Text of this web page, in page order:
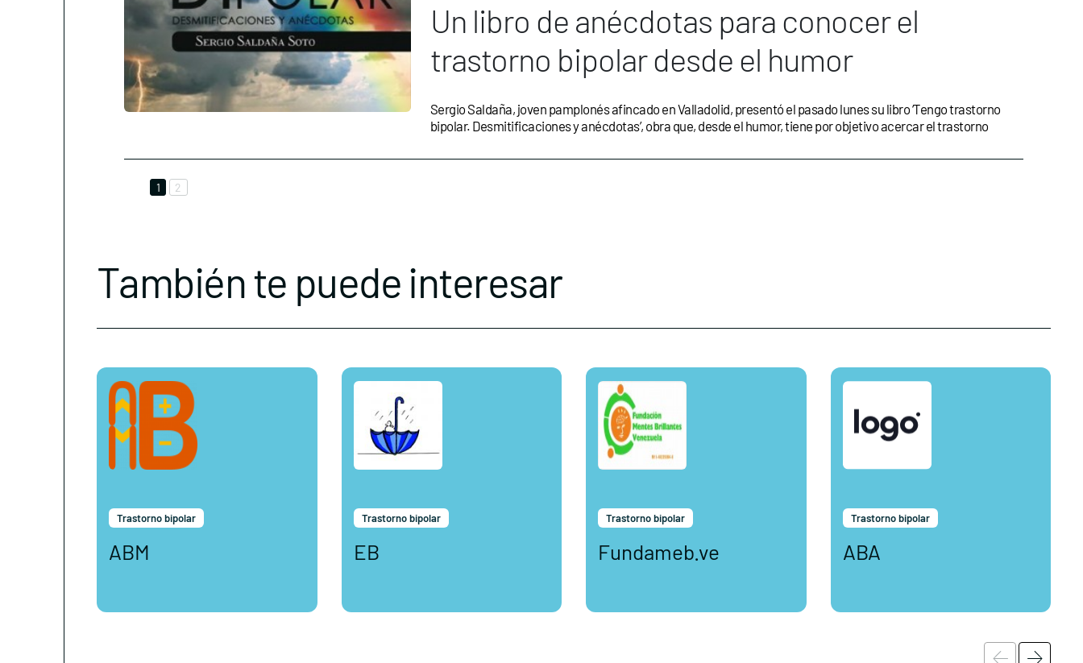
Un libro de anécdotas para conocer el
trastorno bipolar desde el humor
Sergio Saldaña, joven pamplonés afincado en Valladolid, presentó el pasado lunes su libro ‘Tengo trastorno
bipolar. Desmitificaciones y anécdotas’, obra que, desde el humor, tiene por objetivo acercar el trastorno
1 2
También te puede interesar
Trastorno bipolar
ABM
Trastorno bipolar
EB
Trastorno bipolar
Fundameb.ve
Trastorno bipolar
ABA